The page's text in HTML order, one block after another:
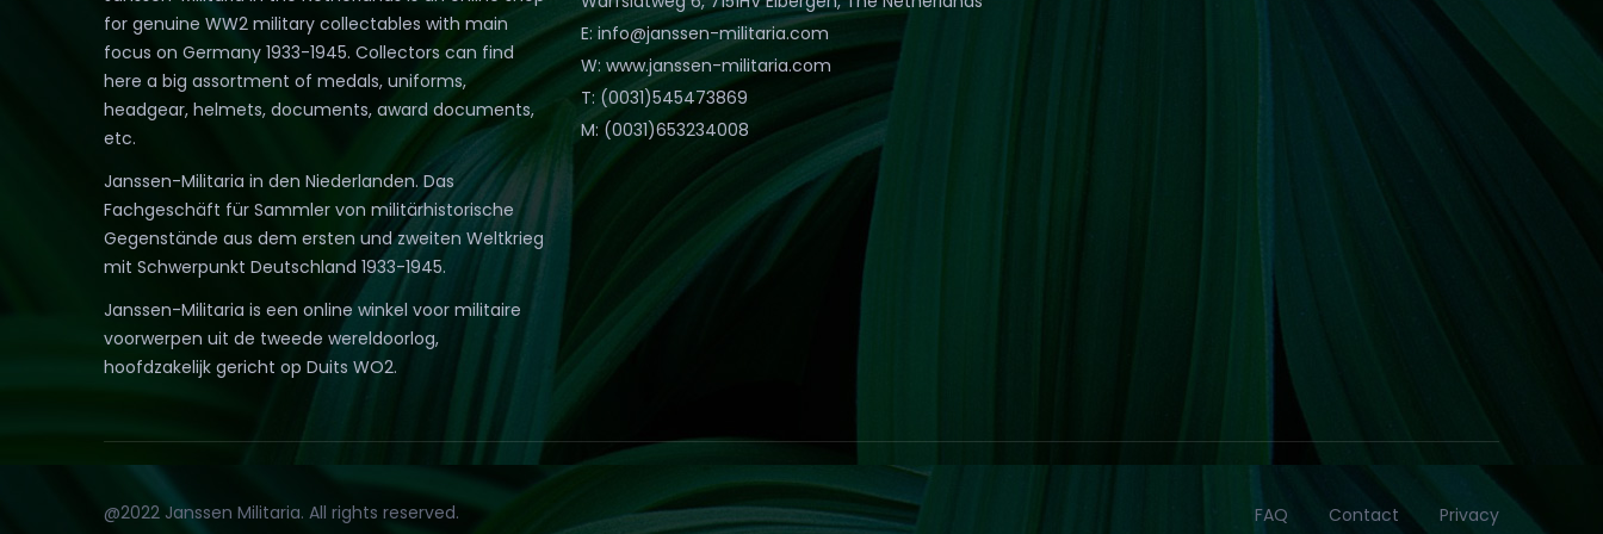
for genuine WW2 military collectables with main
focus on Germany 1933-1945. Collectors can find
here a big assortment of medals, uniforms,
headgear, helmets, documents, award documents,
etc.
Janssen-Militaria in den Niederlanden. Das
Fachgeschäft für Sammler von militärhistorische
Gegenstände aus dem ersten und zweiten Weltkrieg
mit Schwerpunkt Deutschland 1933-1945.
Janssen-Militaria is een online winkel voor militaire
voorwerpen uit de tweede wereldoorlog,
hoofdzakelijk gericht op Duits WO2.
E: info@janssen-militaria.com
W: www.janssen-militaria.com
T: (0031)545473869
M: (0031)653234008
@2022 Janssen Militaria. All rights reserved. FAQ Contact Privacy